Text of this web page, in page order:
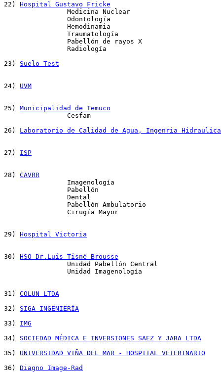
22) Hospital Gustavo Fricke
23) Suelo Test
24) UVM
25) Municipalidad de Temuco
26) Laboratorio de Calidad de Agua, Ingenria Hidraulica
27) ISP
28) CAVRR
29) Hospital Victoria
30) HSO Dr.Luis Tisné Brousse
31) COLUN LTDA
32) SIGA INGENIERÍA
33) IMG
34) SOCIEDAD MÉDICA E INVERSIONES SAEZ Y JARA LTDA
35) UNIVERSIDAD VIÑA DEL MAR - HOSPITAL VETERINARIO
36) Diagno Image-Rad